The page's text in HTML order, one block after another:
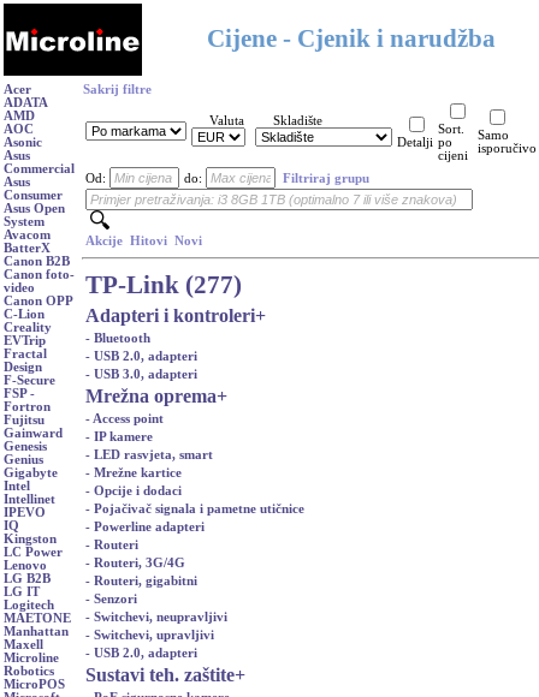
Cijene - Cjenik i narudžba
Acer
ADATA
AMD
AOC
Asonic
Asus
Commercial
Asus
Consumer
Asus Open
System
Avacom
BatterX
Canon B2B
Canon foto-
video
Canon OPP
C-Lion
Creality
EVTrip
Fractal
Design
F-Secure
FSP -
Fortron
Fujitsu
Gainward
Genesis
Genius
Gigabyte
Intel
Intellinet
IPEVO
IQ
Kingston
LC Power
Lenovo
LG B2B
LG IT
Logitech
MAETONE
Manhattan
Maxell
Microline
Robotics
MicroPOS
Sakrij filtre
Valuta
Skladište
Detalji
Sort.
po
cijeni
Samo
isporučivo
Od: do: Filtriraj grupu
Akcije Hitovi Novi
TP-Link (277)
Adapteri i kontroleri+
- Bluetooth
- USB 2.0, adapteri
- USB 3.0, adapteri
Mrežna oprema+
- Access point
- IP kamere
- LED rasvjeta, smart
- Mrežne kartice
- Opcije i dodaci
- Pojačivač signala i pametne utičnice
- Powerline adapteri
- Routeri
- Routeri, 3G/4G
- Routeri, gigabitni
- Senzori
- Switchevi, neupravljivi
- Switchevi, upravljivi
- USB 2.0, adapteri
Sustavi teh. zaštite+